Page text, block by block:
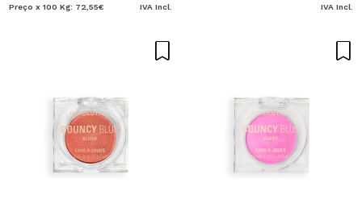
Preço x 100 Kg: 72,55€ IVA Incl. IVA Incl.